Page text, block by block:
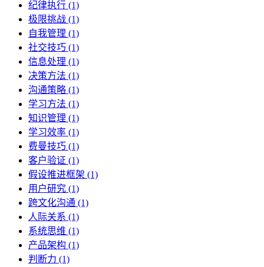
纪律执行 (1)
极限挑战 (1)
自我管理 (1)
社交技巧 (1)
信息处理 (1)
决策方法 (1)
沟通策略 (1)
学习方法 (1)
知识管理 (1)
学习效率 (1)
费曼技巧 (1)
客户验证 (1)
假设推进框架 (1)
用户研究 (1)
跨文化沟通 (1)
人际关系 (1)
系统思维 (1)
产品架构 (1)
判断力 (1)